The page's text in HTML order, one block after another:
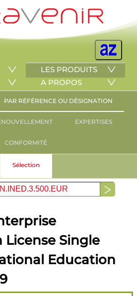
LES PRODUITS
A PROPOS
PAR RÉFÉRENCE OU DÉSIGNATION
EXPERTISES
CONFORMITÉ
Sélection
Single
Education